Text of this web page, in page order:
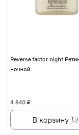
Reverse factor night
ночной
4 840 ₽
В корзину